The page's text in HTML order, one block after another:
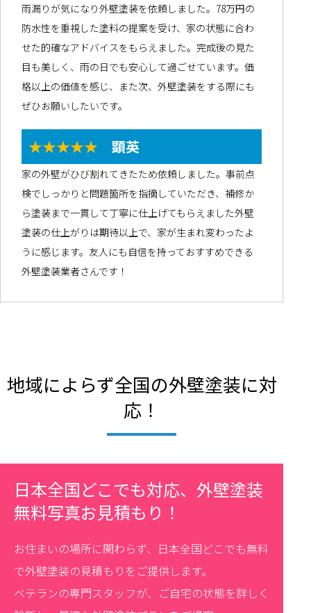
雨漏りが気になり外壁塗装を依頼しました。78万円の
防水性を重視した塗料の提案を受け、家の状態に合わ
せた的確なアドバイスをもらえました。完成後の見た
目も美しく、雨の日でも安心して過ごせています。価
格以上の価値を感じ、また次、外壁塗装をする際にも
ぜひお願いしたいです。
★★★★★ 顕英
家の外壁がひび割れてきたため依頼しました。事前点
検でしっかりと問題箇所を指摘していただき、補修か
ら塗装まで一貫して丁寧に仕上げてもらえました外壁
塗装の仕上がりは期待以上で、家が生まれ変わったよ
うに感じます。友人にも自信を持っておすすめできる
外壁塗装業者さんです！
地域によらず全国の外壁塗装に対
応！
日本全国どこでも対応、外壁塗装
無料写真お見積もり！
お住まいの場所に関わらず、日本全国どこでも無料
で外壁塗装の見積もりをご提供します。
ベテランの専門スタッフが、ご自宅の状態を詳しく